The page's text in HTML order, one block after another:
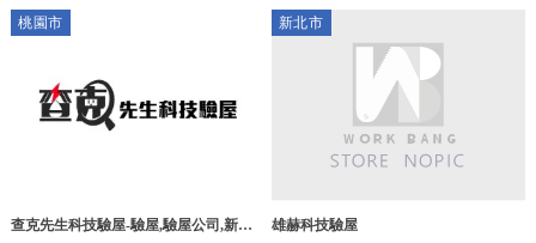
司
桃園市
查克先生科技驗屋-驗屋,驗屋公司,新竹
新北市
雄赫科技驗屋